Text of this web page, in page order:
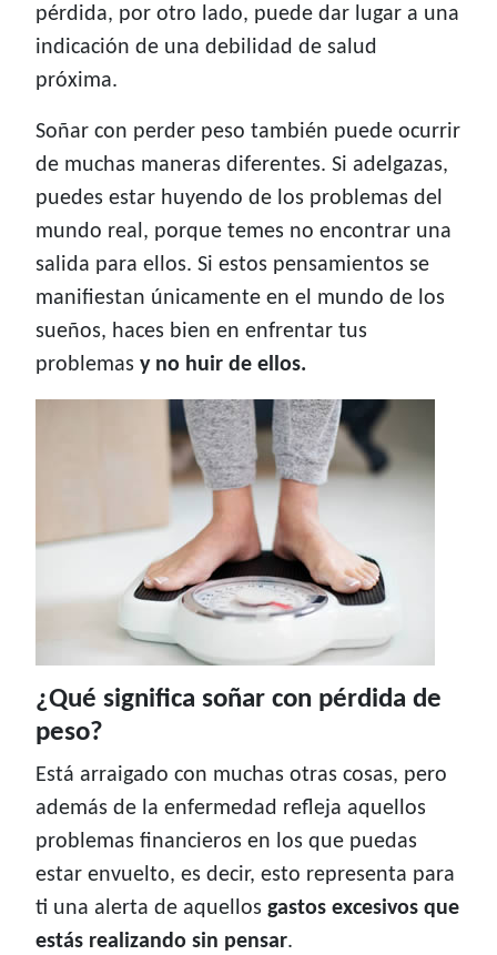
pérdida, por otro lado, puede dar lugar a una
indicación de una debilidad de salud
próxima.
Soñar con perder peso también puede ocurrir
de muchas maneras diferentes. Si adelgazas,
puedes estar huyendo de los problemas del
mundo real, porque temes no encontrar una
salida para ellos. Si estos pensamientos se
manifiestan únicamente en el mundo de los
sueños, haces bien en enfrentar tus
problemas y no huir de ellos.
¿Qué significa soñar con pérdida de
peso?
Está arraigado con muchas otras cosas, pero
además de la enfermedad refleja aquellos
problemas financieros en los que puedas
estar envuelto, es decir, esto representa para
ti una alerta de aquellos gastos excesivos que
estás realizando sin pensar.